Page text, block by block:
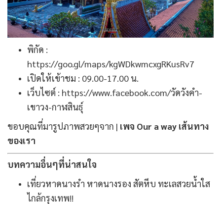
พิกัด :
https://goo.gl/maps/kgWDkwmcxgRKusRv7
เปิดให้เข้าชม : 09.00-17.00 น.
เว็บไซต์ : https://www.facebook.com/วัดวังคำ-
เขาวง-กาฬสินธุ์
ขอบคุณที่มารูปภาพสวยๆจาก | เพจ Our a way เส้นทาง
ของเรา
บทความอื่นๆที่น่าสนใจ
เที่ยวหาดนางรำ หาดนางรอง สัตหีบ ทะเลสวยน้ำใส
ไกล้กรุงเทพ!!